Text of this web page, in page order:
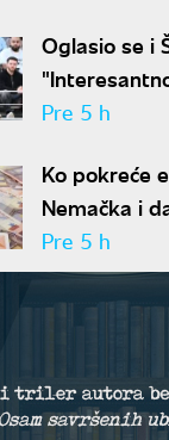
Oglasio se i
predlaže
Pre 5 h
Ko pokreće
Nemačka i
Pre 5 h